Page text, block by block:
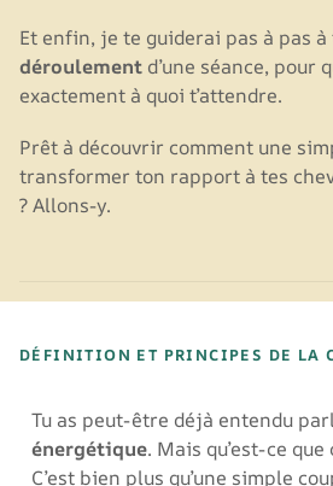
Et enfin, je te guiderai pas à pas
déroulement d’une séance, pour
exactement à quoi t’attendre.
Prêt à découvrir comment une
transformer ton rapport à tes
? Allons-y.
DÉFINITION ET PRINCIPES DE LA
Tu as peut-être déjà entendu
énergétique. Mais qu’est-ce que
C’est bien plus qu’une simple